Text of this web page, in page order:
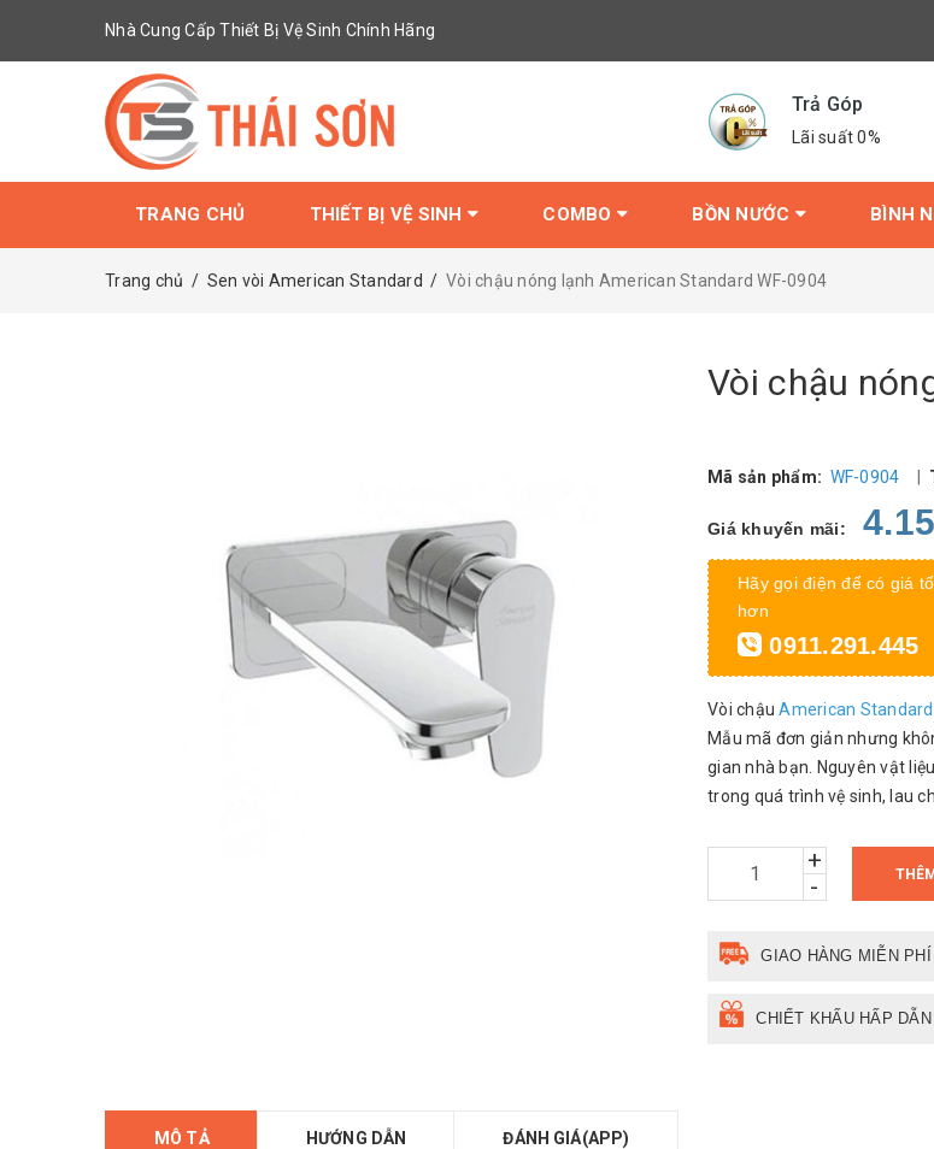
Nhà Cung Cấp Thiết Bị Vệ Sinh Chính Hãng
Trả Góp
Lãi suất 0%
TRANG CHỦ THIẾT BỊ VỆ SINH COMBO BỒN NƯỚC BÌNH
Trang chủ / Sen vòi American Standard / Vòi chậu nóng lạnh American Standard WF-0904
Vòi chậu
Mã sản phẩm: WF-0904
Giá khuyến mãi:
Hãy gọi điện để có giá
hơn
0911.291.445
Vòi chậuAmerican Standard
Mẫu mã đơn giản nhưng
gian nhà bạn. Nguyên vật
trong quá trình vệ sinh, lau
+
-
GIAO HÀNG MIỄN PHÍ
CHIẾT KHẤU HẤP DẪN
MÔ TẢ HƯỚNG DẪN ĐÁNH GIÁ(APP)